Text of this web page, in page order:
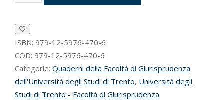
quantità
ISBN: 979-12-5976-470-6
COD: 979-12-5976-470-6
Categorie: Quaderni della Facoltà di Giurisprudenza
dell'Università degli Studi di Trento, Università degli
Studi di Trento - Facoltà di Giurisprudenza